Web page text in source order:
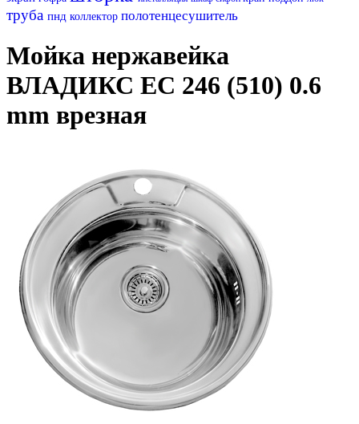
труба пнд коллектор полотенцесушитель
Мойка нержавейка
ВЛАДИКС ЕС 246 (510) 0.6
mm врезная